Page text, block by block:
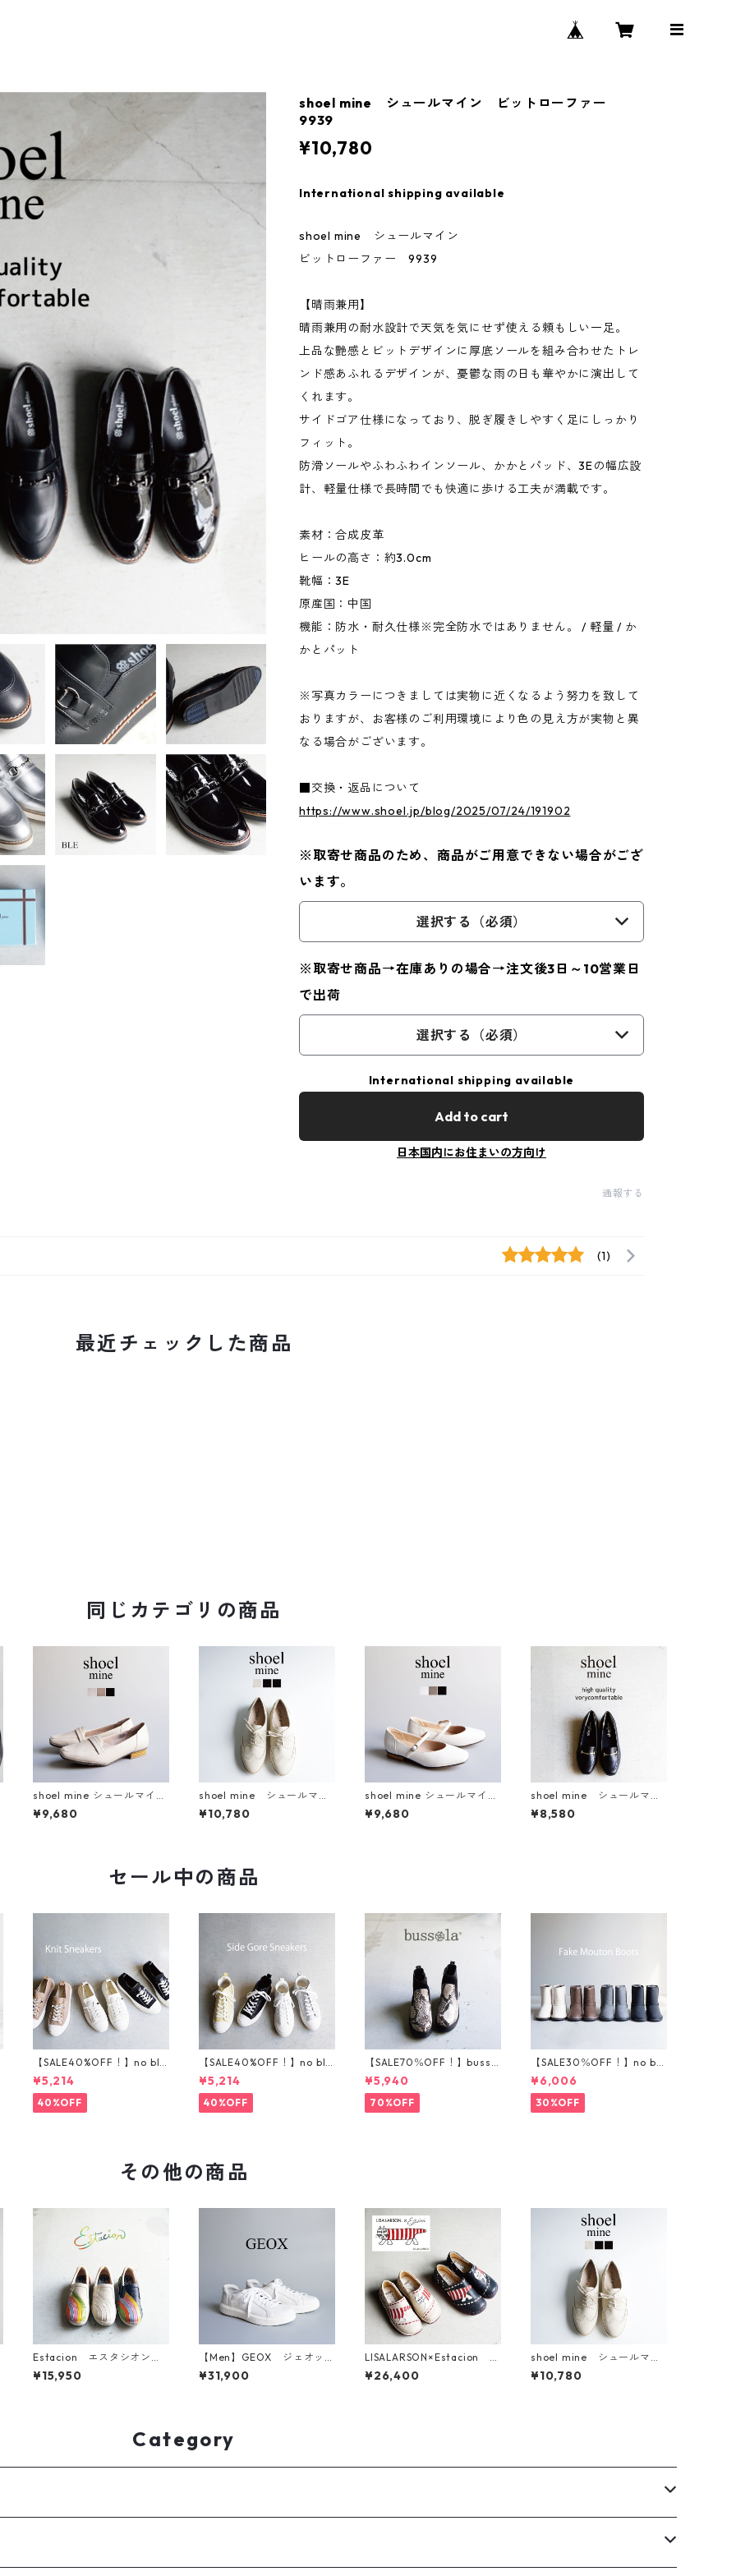
shoel mine シュールマイン ビットローファー
9939
¥10,780
International shipping available
shoel mine シュールマイン
ビットローファー 9939
【晴雨兼用】
晴雨兼用の耐水設計で天気を気にせず使える頼もしい一足。
上品な艶感とビットデザインに厚底ソールを組み合わせたトレ
ンド感あふれるデザインが、憂鬱な雨の日も華やかに演出して
くれます。
サイドゴア仕様になっており、脱ぎ履きしやすく足にしっかり
フィット。
防滑ソールやふわふわインソール、かかとパッド、3Eの幅広設
計、軽量仕様で長時間でも快適に歩ける工夫が満載です。
素材：合成皮革
ヒールの高さ：約3.0cm
靴幅：3E
原産国：中国
機能：防水・耐久仕様※完全防水ではありません。 / 軽量 / か
かとパット
※写真カラーにつきましては実物に近くなるよう努力を致して
おりますが、お客様のご利用環境により色の見え方が実物と異
なる場合がございます。
■交換・返品について
https://www.shoel.jp/blog/2025/07/24/191902
※取寄せ商品のため、商品がご用意できない場合がござ
います。
選択する（必須）
※取寄せ商品→在庫ありの場合→注文後3日～10営業日
で出荷
選択する（必須）
International shipping available
Add to cart
日本国内にお住まいの方向け
通報する
(1)
最近チェックした商品
同じカテゴリの商品
shoel mine シュールマイン
スクエアトゥローファーパ
ンプス 7458
¥9,680
shoel mine シュールマイ
ン レースアップシュー
ズ 9934
¥10,780
shoel mine シュールマイン
メリージェーン 7459
¥9,680
shoel mine シュールマイ
ン ビット付きスクエアト
ゥローファーパンプス U25
¥8,580
セール中の商品
【SALE40%OFF！】no bla
nd ニットスニーカー T5
001
¥5,214
40%OFF
【SALE40%OFF！】no bla
nd サイドゴアハイカット
スニーカー T5002
¥5,214
40%OFF
【SALE70％OFF！】bussol
a ブソラ パイソン柄スト
レッチショートブーツ 935
540
¥5,940
70%OFF
【SALE30％OFF！】no bla
nd フェイクムートンブー
ツ 201-1
¥6,006
30%OFF
その他の商品
Estacion エスタシオン
パッチワークレザースリッ
ポン TF1804
¥15,950
【Men】GEOX ジェオック
ス レザースニーカー U26EA
B
¥31,900
LISALARSON×Estacion リ
サラーソン×エスタシオン
マイキーモチーフ本革スリ
¥26,400
shoel mine シュールマイ
ン レースアップシュー
ズ 9934
¥10,780
Category